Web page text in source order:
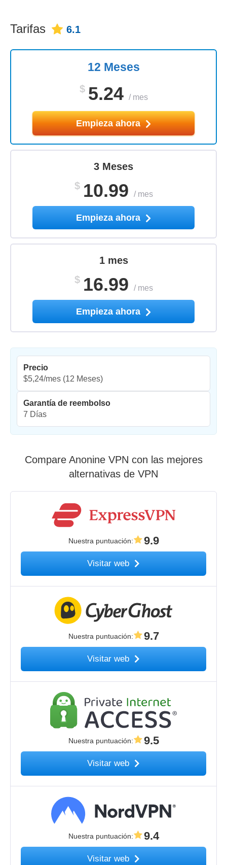
Tarifas 6.1
12 Meses
$ 5.24 / mes
Empieza ahora
3 Meses
$ 10.99 / mes
Empieza ahora
1 mes
$ 16.99 / mes
Empieza ahora
Precio
$5,24/mes (12 Meses)
Garantía de reembolso
7 Días
Compare Anonine VPN con las mejores
alternativas de VPN
Nuestra puntuación: 9.9
Visitar web
Nuestra puntuación: 9.7
Visitar web
Nuestra puntuación: 9.5
Visitar web
Nuestra puntuación: 9.4
Visitar web